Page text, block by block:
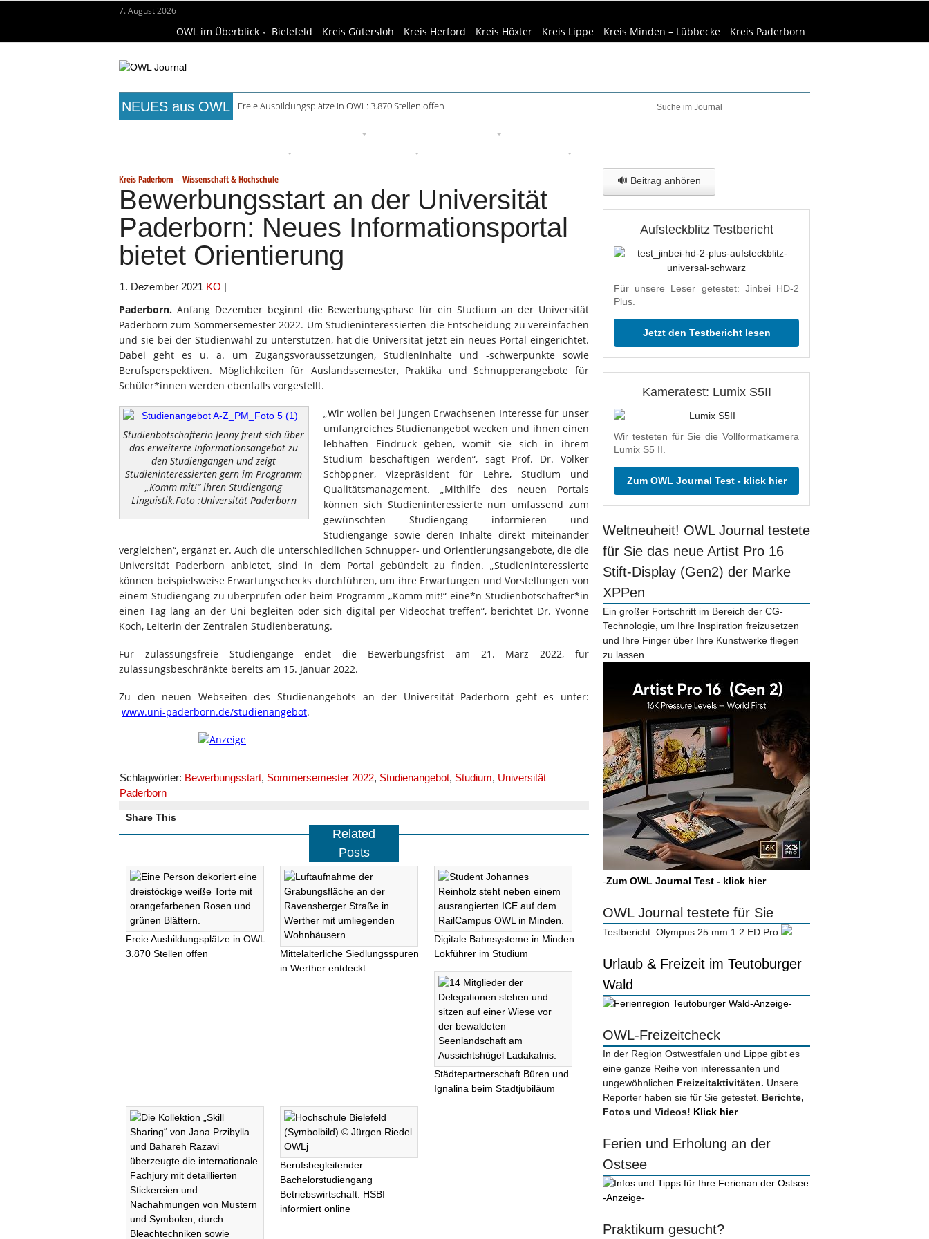
7. August 2026
OWL im Überblick Bielefeld Kreis Gütersloh Kreis Herford Kreis Höxter Kreis Lippe Kreis Minden – Lübbecke Kreis Paderborn
NEUES aus OWL Freie Ausbildungsplätze in OWL: 3.870 Stellen offen
Kreis Paderborn - Wissenschaft & Hochschule
Bewerbungsstart an der Universität
Paderborn: Neues Informationsportal
bietet Orientierung
1. Dezember 2021 KO |
Paderborn. Anfang Dezember beginnt die Bewerbungsphase für ein Studium an der Universität
Paderborn zum Sommersemester 2022. Um Studieninteressierten die Entscheidung zu vereinfachen
und sie bei der Studienwahl zu unterstützen, hat die Universität jetzt ein neues Portal eingerichtet.
Dabei geht es u. a. um Zugangsvoraussetzungen, Studieninhalte und -schwerpunkte sowie
Berufsperspektiven. Möglichkeiten für Auslandssemester, Praktika und Schnupperangebote für
Schüler*innen werden ebenfalls vorgestellt.
Studienbotschafterin Jenny freut sich über
das erweiterte Informationsangebot zu
den Studiengängen und zeigt
Studieninteressierten gern im Programm
„Komm mit!“ ihren Studiengang
Linguistik.Foto :Universität Paderborn
„Wir wollen bei jungen Erwachsenen Interesse für unser
umfangreiches Studienangebot wecken und ihnen einen
lebhaften Eindruck geben, womit sie sich in ihrem
Studium beschäftigen werden“, sagt Prof. Dr. Volker
Schöppner, Vizepräsident für Lehre, Studium und
Qualitätsmanagement. „Mithilfe des neuen Portals
können sich Studieninteressierte nun umfassend zum
gewünschten Studiengang informieren und
Studiengänge sowie deren Inhalte direkt miteinander
vergleichen“, ergänzt er. Auch die unterschiedlichen Schnupper- und Orientierungsangebote, die die
Universität Paderborn anbietet, sind in dem Portal gebündelt zu finden. „Studieninteressierte
können beispielsweise Erwartungschecks durchführen, um ihre Erwartungen und Vorstellungen von
einem Studiengang zu überprüfen oder beim Programm „Komm mit!“ eine*n Studienbotschafter*in
einen Tag lang an der Uni begleiten oder sich digital per Videochat treffen“, berichtet Dr. Yvonne
Koch, Leiterin der Zentralen Studienberatung.
Für zulassungsfreie Studiengänge endet die Bewerbungsfrist am 21. März 2022, für
zulassungsbeschränkte bereits am 15. Januar 2022.
Zu den neuen Webseiten des Studienangebots an der Universität Paderborn geht es unter:
www.uni-paderborn.de/studienangebot.
Schlagwörter: Bewerbungsstart, Sommersemester 2022, Studienangebot, Studium, Universität
Paderborn
Share This
Related
Posts
Freie Ausbildungsplätze in OWL:
3.870 Stellen offen
Mittelalterliche Siedlungsspuren
in Werther entdeckt
Digitale Bahnsysteme in Minden:
Lokführer im Studium
Städtepartnerschaft Büren und
Ignalina beim Stadtjubiläum
Berufsbegleitender
Bachelorstudiengang
Betriebswirtschaft: HSBI
informiert online
🔊 Beitrag anhören
Aufsteckblitz Testbericht
Für unsere Leser getestet: Jinbei HD-2
Plus.
Jetzt den Testbericht lesen
Kameratest: Lumix S5II
Wir testeten für Sie die Vollformatkamera
Lumix S5 II.
Zum OWL Journal Test - klick hier
Weltneuheit! OWL Journal testete
für Sie das neue Artist Pro 16
Stift-Display (Gen2) der Marke
XPPen
Ein großer Fortschritt im Bereich der CG-
Technologie, um Ihre Inspiration freizusetzen
und Ihre Finger über Ihre Kunstwerke fliegen
zu lassen.
-Zum OWL Journal Test - klick hier
OWL Journal testete für Sie
Testbericht: Olympus 25 mm 1.2 ED Pro
Urlaub & Freizeit im Teutoburger
Wald
-Anzeige-
OWL-Freizeitcheck
In der Region Ostwestfalen und Lippe gibt es
eine ganze Reihe von interessanten und
ungewöhnlichen Freizeitaktivitäten. Unsere
Reporter haben sie für Sie getestet. Berichte,
Fotos und Videos! Klick hier
Ferien und Erholung an der
Ostsee
-Anzeige-
Praktikum gesucht?